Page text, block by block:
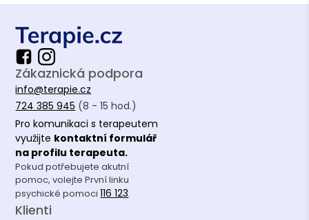
Zákaznická podpora
info@terapie.cz
724 385 945 (8 - 15 hod.)
Pro komunikaci s terapeutem
využijte kontaktní formulář
na profilu terapeuta.
Pokud potřebujete akutní
pomoc, volejte První linku
psychické pomoci116 123.
Klienti